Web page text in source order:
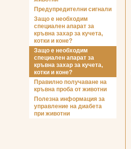
Предупредителни сигнали
Защо е необходим
специален апарат за
кръвна захар за кучета,
котки и коне?
Защо е необходим
специален апарат за
кръвна захар за кучета,
котки и коне?
Правилно получаване на
кръвна проба от животни
Полезна информация за
управление на диабета
при животни